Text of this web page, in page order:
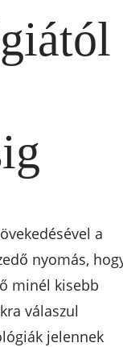
a
nyomás,
minél kisebb
válaszul
jelennek